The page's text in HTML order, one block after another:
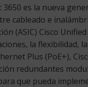
3650 es la nueva
cableado e
(ASIC) Cisco
la flexibilidad,
Plus (PoE+),
redundantes
que pueda